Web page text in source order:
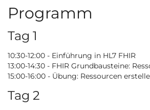
Programm
Tag 1
10:30-12:00 - Einführung in HL7 FHIR
13:00-14:30 - FHIR Grundbausteine:
15:00-16:00 - Übung: Ressourcen
Tag 2